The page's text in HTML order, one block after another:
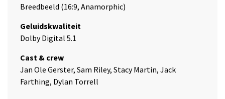
Breedbeeld (16:9, Anamorphic)
Geluidskwaliteit
Dolby Digital 5.1
Cast & crew
Jan Ole Gerster, Sam Riley, Stacy Martin, Jack
Farthing, Dylan Torrell